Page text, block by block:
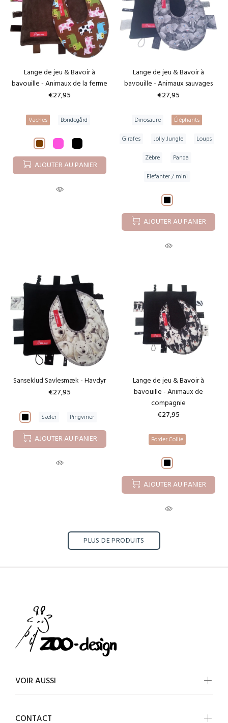
Lange de jeu & Bavoir à
bavouille - Animaux de la ferme
€27,95
Vaches Bondegård
AJOUTER AU PANIER
Lange de jeu & Bavoir à
bavouille - Animaux sauvages
€27,95
Dinosaure
Éléphants
Girafes
Jolly Jungle
Loups
Zèbre
Panda
Elefanter / mini
AJOUTER AU PANIER
Sanseklud Savlesmæk - Havdyr
€27,95
Sæler Pingviner
AJOUTER AU PANIER
Lange de jeu & Bavoir à
bavouille - Animaux de
compagnie
€27,95
Border Collie
AJOUTER AU PANIER
PLUS DE PRODUITS
VOIR AUSSI
CONTACT